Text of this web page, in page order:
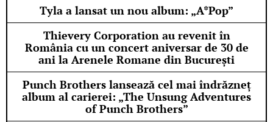
Tyla a lansat un nou album: „A*Pop”
Thievery Corporation au revenit în
România cu un concert aniversar de 30 de
ani la Arenele Romane din București
Punch Brothers lansează cel mai îndrăzneț
album al carierei: „The Unsung Adventures
of Punch Brothers”